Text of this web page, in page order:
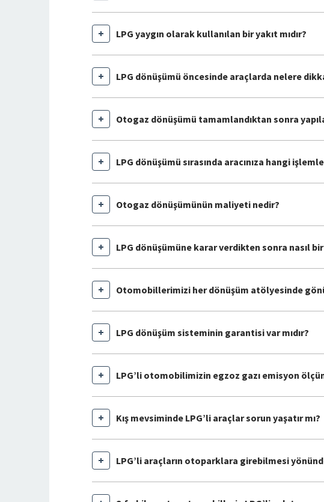
LPG yaygın olarak kullanılan bir yakıt mıdır?
LPG dönüşümü öncesinde araçlarda nelere
Otogaz dönüşümü tamamlandıktan sonra
LPG dönüşümü sırasında aracınıza hangi
Otogaz dönüşümünün maliyeti nedir?
LPG dönüşümüne karar verdikten sonra nasıl
Otomobillerimizi her dönüşüm atölyesinde
LPG dönüşüm sisteminin garantisi var mıdır?
LPG’li otomobilimizin egzoz gazı emisyon
Kış mevsiminde LPG’li araçlar sorun yaşatır mı?
LPG’li araçların otoparklara girebilmesi